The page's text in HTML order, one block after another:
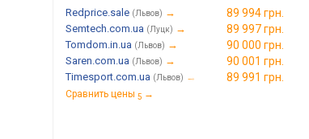
Redprice.sale (Львов) → 89 994 грн.
Semtech.com.ua (Луцк) → 89 997 грн.
Tomdom.in.ua (Львов) → 90 000 грн.
Saren.com.ua (Львов) → 90 001 грн.
Timesport.com.ua (Львов) → 89 991 грн.
Сравнить цены 5 →